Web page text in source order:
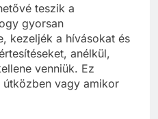
teszik a
gyorsan
kezeljék a hívásokat és
anélkül,
venniük. Ez
útközben vagy amikor